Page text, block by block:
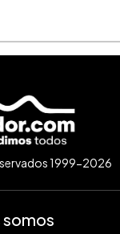
1999-2026
somos